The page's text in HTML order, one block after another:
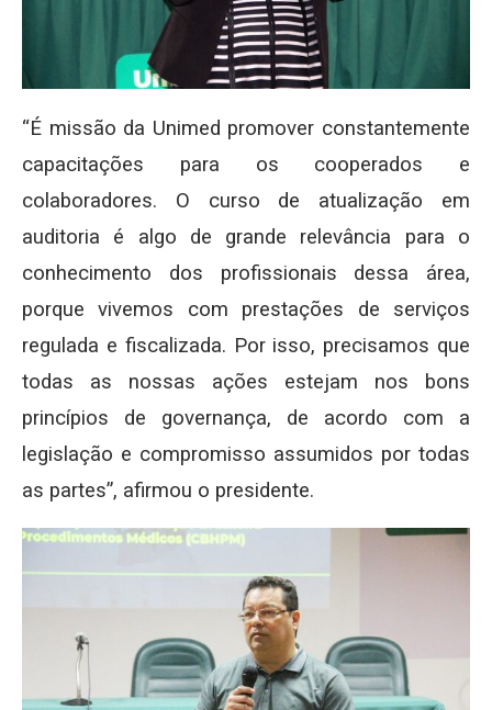
“É missão da Unimed promover constantemente
capacitações para os cooperados e
colaboradores. O curso de atualização em
auditoria é algo de grande relevância para o
conhecimento dos profissionais dessa área,
porque vivemos com prestações de serviços
regulada e fiscalizada. Por isso, precisamos que
todas as nossas ações estejam nos bons
princípios de governança, de acordo com a
legislação e compromisso assumidos por todas
as partes”, afirmou o presidente.